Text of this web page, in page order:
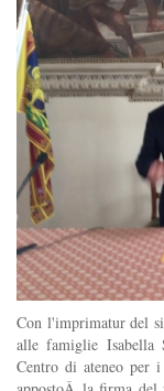
Con l'imprimatur del
alle famiglie Isabella
Centro di ateneo